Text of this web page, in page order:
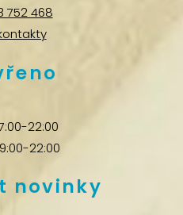
752 468
22:00
22:00
novinky